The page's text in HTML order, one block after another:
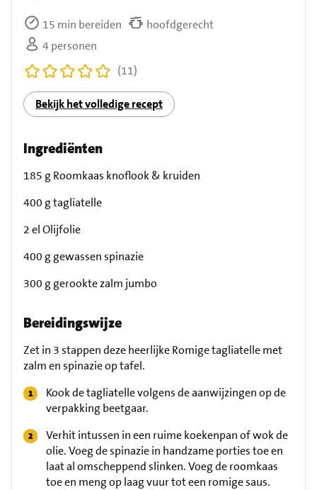
15 min bereiden
hoofdgerecht
4 personen
(11)
Bekijk het volledige recept
Ingrediënten
185 g Roomkaas knoflook & kruiden
400 g tagliatelle
2 el Olijfolie
400 g gewassen spinazie
300 g gerookte zalm jumbo
Bereidingswijze
Zet in 3 stappen deze heerlijke Romige tagliatelle met
zalm en spinazie op tafel.
Kook de tagliatelle volgens de aanwijzingen op de
verpakking beetgaar.
Verhit intussen in een ruime koekenpan of wok de
olie. Voeg de spinazie in handzame porties toe en
laat al omscheppend slinken. Voeg de roomkaas
toe en meng op laag vuur tot een romige saus.